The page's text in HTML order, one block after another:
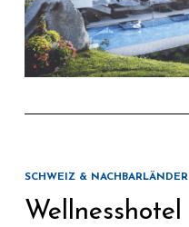
SCHWEIZ & NACHBARLÄNDER